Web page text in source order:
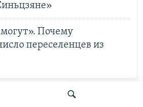
Почему
переселенцев из